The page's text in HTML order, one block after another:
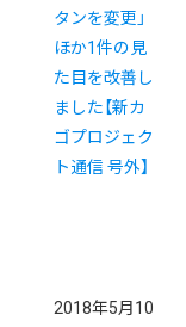
タンを変更」
ほか1件の見
た目を改善し
ました【新カ
ゴプロジェク
ト通信 号外】
2018年5月10